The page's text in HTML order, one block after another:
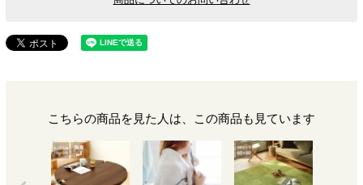
こちらの商品を見た人は、この商品も見ています